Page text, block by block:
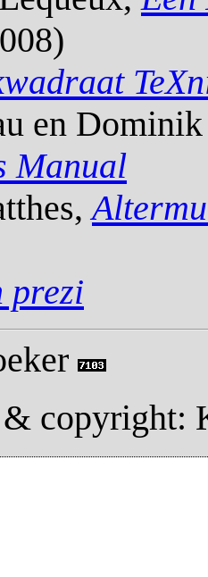
en
Manual
prezi
copyright: